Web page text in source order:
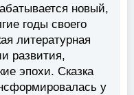
новый,
годы своего
литературная
развития,
эпохи. Сказка
у